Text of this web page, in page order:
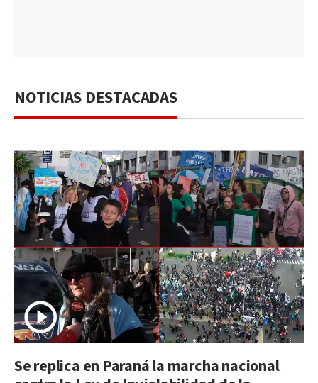
NOTICIAS DESTACADAS
Se replica en Paraná la marcha nacional